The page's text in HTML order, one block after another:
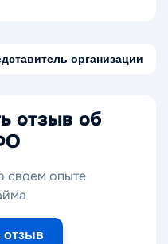
организации
отзыв об
своем опыте
отзыв